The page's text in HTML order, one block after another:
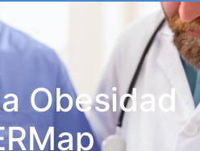
Obesidad